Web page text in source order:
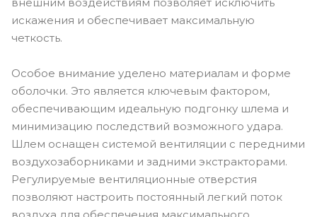
искажения и обеспечивает максимальную
четкость.
Особое внимание уделено материалам и форме
оболочки. Это является ключевым фактором,
обеспечивающим идеальную подгонку шлема и
минимизацию последствий возможного удара.
Шлем оснащен системой вентиляции с передними
воздухозаборниками и задними экстракторами.
Регулируемые вентиляционные отверстия
позволяют настроить постоянный легкий поток